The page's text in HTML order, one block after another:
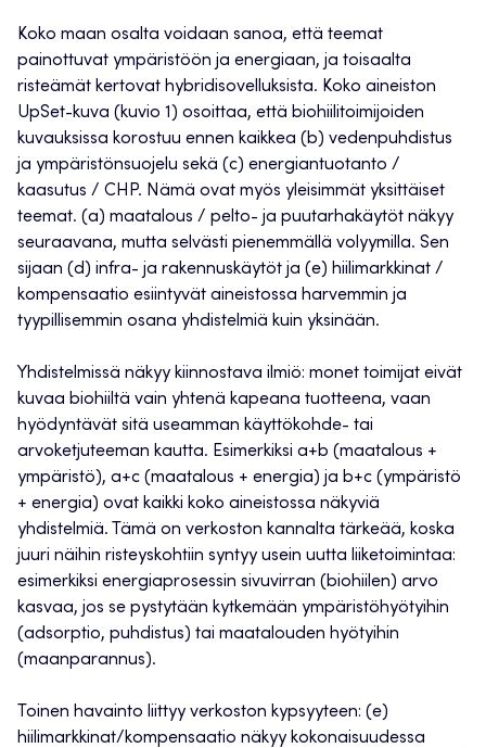
Koko maan osalta voidaan sanoa, että teemat
painottuvat ympäristöön ja energiaan, ja toisaalta
risteämät kertovat hybridisovelluksista. Koko aineiston
UpSet-kuva (kuvio 1) osoittaa, että biohiilitoimijoiden
kuvauksissa korostuu ennen kaikkea (b) vedenpuhdistus
ja ympäristönsuojelu sekä (c) energiantuotanto /
kaasutus / CHP. Nämä ovat myös yleisimmät yksittäiset
teemat. (a) maatalous / pelto- ja puutarhakäytöt näkyy
seuraavana, mutta selvästi pienemmällä volyymilla. Sen
sijaan (d) infra- ja rakennuskäytöt ja (e) hiilimarkkinat /
kompensaatio esiintyvät aineistossa harvemmin ja
tyypillisemmin osana yhdistelmiä kuin yksinään.
Yhdistelmissä näkyy kiinnostava ilmiö: monet toimijat eivät
kuvaa biohiiltä vain yhtenä kapeana tuotteena, vaan
hyödyntävät sitä useamman käyttökohde- tai
arvoketjuteeman kautta. Esimerkiksi a+b (maatalous +
ympäristö), a+c (maatalous + energia) ja b+c (ympäristö
+ energia) ovat kaikki koko aineistossa näkyviä
yhdistelmiä. Tämä on verkoston kannalta tärkeää, koska
juuri näihin risteyskohtiin syntyy usein uutta liiketoimintaa:
esimerkiksi energiaprosessin sivuvirran (biohiilen) arvo
kasvaa, jos se pystytään kytkemään ympäristöhyötyihin
(adsorptio, puhdistus) tai maatalouden hyötyihin
(maanparannus).
Toinen havainto liittyy verkoston kypsyyteen: (e)
hiilimarkkinat/kompensaatio näkyy kokonaisuudessa